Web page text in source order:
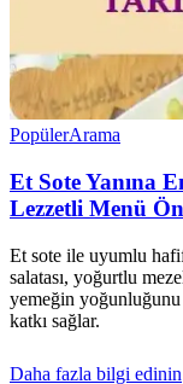
PopülerArama
Et Sote Yanına
Lezzetli Menü
Et sote ile uyumlu
salatası, yoğurtlu
yemeğin
katkı sağlar.
Daha fazla bilgi edinin